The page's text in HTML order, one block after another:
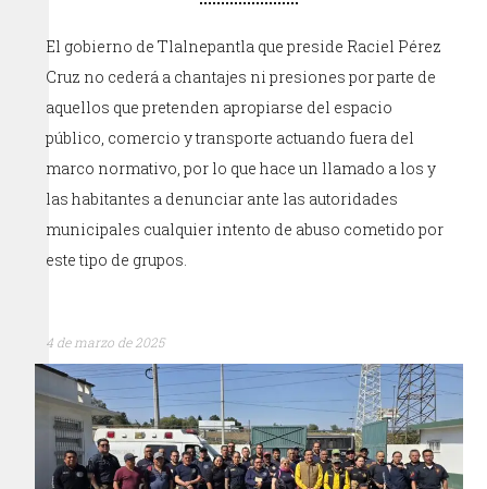
El gobierno de Tlalnepantla que preside Raciel Pérez
Cruz no cederá a chantajes ni presiones por parte de
aquellos que pretenden apropiarse del espacio
público, comercio y transporte actuando fuera del
marco normativo, por lo que hace un llamado a los y
las habitantes a denunciar ante las autoridades
municipales cualquier intento de abuso cometido por
este tipo de grupos.
4 de marzo de 2025